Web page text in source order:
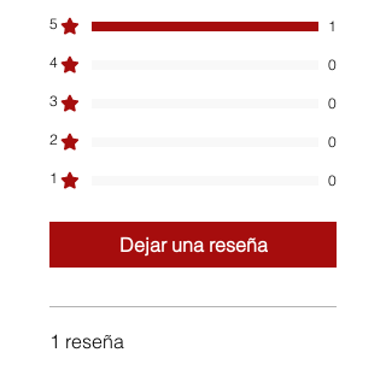
5
1
4
0
3
0
2
0
1
0
Dejar una reseña
1 reseña